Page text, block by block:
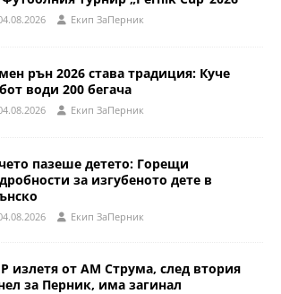
Eкип ЗаПерник
рън 2026 става традиция: Куче
води 200 бегача
Eкип ЗаПерник
пазеше детето: Горещи
за изгубеното дете в
Eкип ЗаПерник
излетя от АМ Струма, след втория
за Перник, има загинал